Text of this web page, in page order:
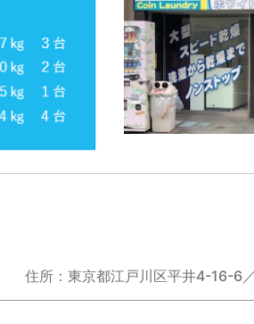
住所：東京都江戸川区平井4-16-6